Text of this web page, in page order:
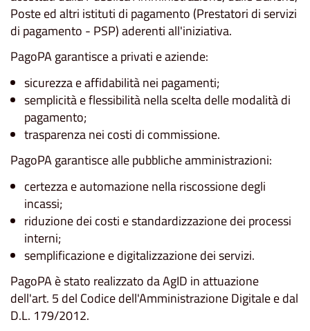
Poste ed altri istituti di pagamento (Prestatori di servizi
di pagamento - PSP) aderenti all'iniziativa.
PagoPA garantisce a privati e aziende:
sicurezza e affidabilità nei pagamenti;
semplicità e flessibilità nella scelta delle modalità di
pagamento;
trasparenza nei costi di commissione.
PagoPA garantisce alle pubbliche amministrazioni:
certezza e automazione nella riscossione degli
incassi;
riduzione dei costi e standardizzazione dei processi
interni;
semplificazione e digitalizzazione dei servizi.
PagoPA è stato realizzato da AgID in attuazione
dell'art. 5 del Codice dell'Amministrazione Digitale e dal
D.L. 179/2012.